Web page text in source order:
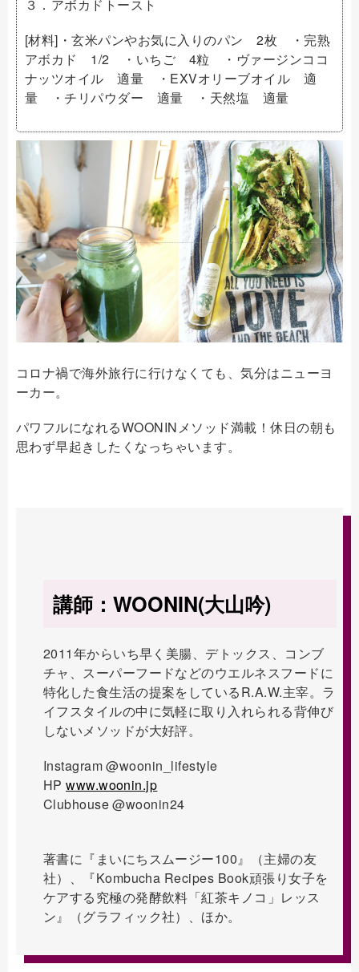
３．アボカドトースト
[材料]・玄米パンやお気に入りのパン 2枚 ・完熟
アボカド 1/2 ・いちご 4粒 ・ヴァージンココ
ナッツオイル 適量 ・EXVオリーブオイル 適
量 ・チリパウダー 適量 ・天然塩 適量
コロナ禍で海外旅行に行けなくても、気分はニューヨ
ーカー。
パワフルになれるWOONINメソッド満載！休日の朝も
思わず早起きしたくなっちゃいます。
講師：WOONIN(大山吟)
2011年からいち早く美腸、デトックス、コンブ
チャ、スーパーフードなどのウエルネスフードに
特化した食生活の提案をしているR.A.W.主宰。ラ
イフスタイルの中に気軽に取り入れられる背伸び
しないメソッドが大好評。
Instagram @woonin_lifestyle
HPwww.woonin.jp
Clubhouse @woonin24
著書に『まいにちスムージー100』（主婦の友
社）、『Kombucha Recipes Book頑張り女子を
ケアする究極の発酵飲料「紅茶キノコ」レッス
ン』（グラフィック社）、ほか。